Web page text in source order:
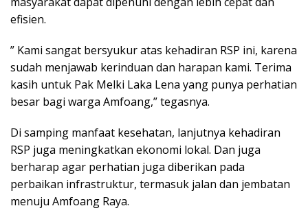
efisien.
” Kami sangat bersyukur atas kehadiran RSP ini, karena
sudah menjawab kerinduan dan harapan kami. Terima
kasih untuk Pak Melki Laka Lena yang punya perhatian
besar bagi warga Amfoang,” tegasnya.
Di samping manfaat kesehatan, lanjutnya kehadiran
RSP juga meningkatkan ekonomi lokal. Dan juga
berharap agar perhatian juga diberikan pada
perbaikan infrastruktur, termasuk jalan dan jembatan
menuju Amfoang Raya.